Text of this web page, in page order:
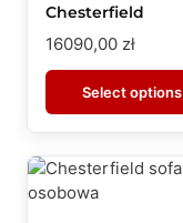
Chesterfield
16090,00 zł
Select options